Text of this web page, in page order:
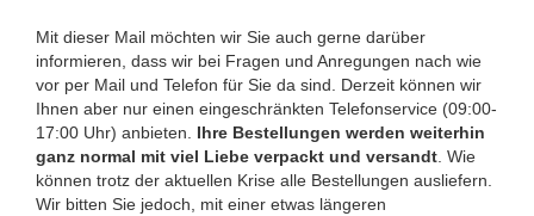
Mit dieser Mail möchten wir Sie auch gerne darüber
informieren, dass wir bei Fragen und Anregungen nach wie
vor per Mail und Telefon für Sie da sind. Derzeit können wir
Ihnen aber nur einen eingeschränkten Telefonservice (09:00-
17:00 Uhr) anbieten. Ihre Bestellungen werden weiterhin
ganz normal mit viel Liebe verpackt und versandt . Wie
können trotz der aktuellen Krise alle Bestellungen ausliefern.
Wir bitten Sie jedoch, mit einer etwas längeren